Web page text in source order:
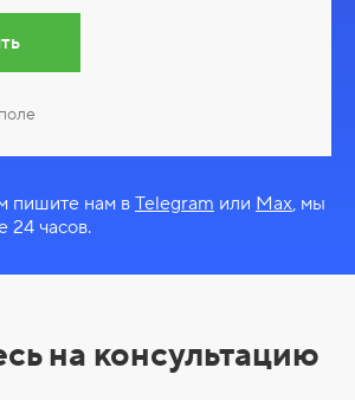
пишите нам в Telegram или Max, мы
24 часов.
на консультацию